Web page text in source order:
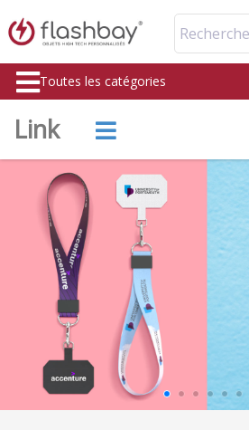
Recherche
Toutes les catégories
Link